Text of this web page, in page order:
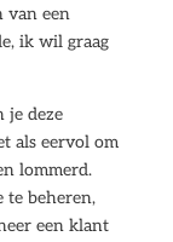
van een
ik wil graag
je deze
als eervol om
lommerd.
te beheren,
een klant